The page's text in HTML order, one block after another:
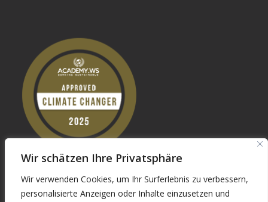
Wir schätzen Ihre Privatsphäre
Wir verwenden Cookies, um Ihr Surferlebnis zu verbessern,
personalisierte Anzeigen oder Inhalte einzusetzen und